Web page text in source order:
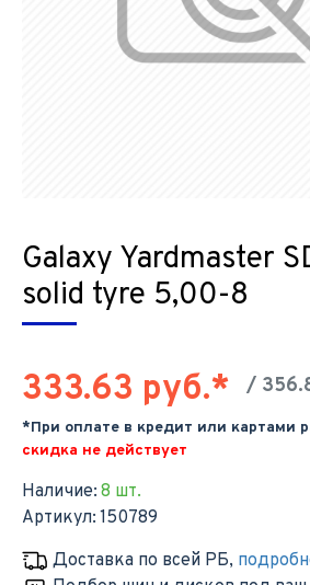
Galaxy Yardmaster
solid tyre 5,00-8
Наличие: 8 шт.
Артикул: 150789
333.63 руб.* /
*При оплате в кредит или картами
скидка не действует
Доставка по всей РБ,